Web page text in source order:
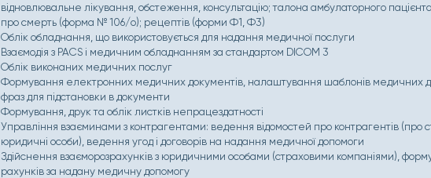
відновлювальне лікування, обстеження, консультацію; талона амбулаторного
про смерть (форма № 106/о); рецептів (форми Ф1, Ф3)
Облік обладнання, що використовується для надання медичної послуги
Взаємодія з PACS і медичним обладнанням за стандартом DICOM 3
Облік виконаних медичних послуг
Формування електронних медичних документів, налаштування шаблонів медичних
фраз для підстановки в документи
Формування, друк та облік листків непрацездатності
Управління взаєминами з контрагентами: ведення відомостей про контрагентів (про
юридичні особи), ведення угод і договорів на надання медичної допомоги
Здійснення взаєморозрахунків з юридичними особами (страховими компаніями),
рахунків за надану медичну допомогу